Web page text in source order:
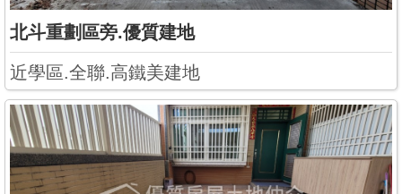
北斗重劃區旁.優質建地
近學區.全聯.高鐵美建地